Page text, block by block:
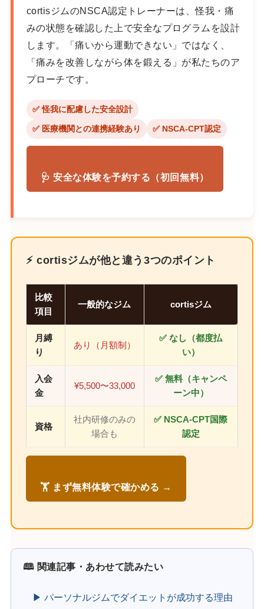
cortisジムのNSCA認定トレーナーは、怪我・痛
みの状態を確認した上で安全なプログラムを設計
します。「痛いから運動できない」ではなく、
「痛みを改善しながら体を鍛える」が私たちのア
プローチです。
✅ 怪我に配慮した安全設計
✅ 医療機関との連携経験あり ✅ NSCA-CPT認定
🩺 安全な体験を予約する（初回無料）
⚡ cortisジムが他と違う3つのポイント
比較
項目
一般的なジム cortisジム
月縛
り
あり（月額制）
✅ なし（都度払
い）
入会
金
¥5,500〜33,000
✅ 無料（キャンペ
ーン中）
資格
社内研修のみの
場合も
✅ NSCA-CPT国際
認定
🏋️ まず無料体験で確かめる →
🕮 関連記事・あわせて読みたい
▶ パーソナルジムでダイエットが成功する理由